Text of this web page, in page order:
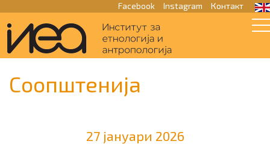
Facebook Instagram Контакт
Соопштенија
27 јануари 2026